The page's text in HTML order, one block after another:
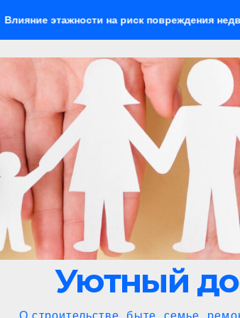
риск повреждения недвижимости
Уютный
О строительстве, быте, семье,